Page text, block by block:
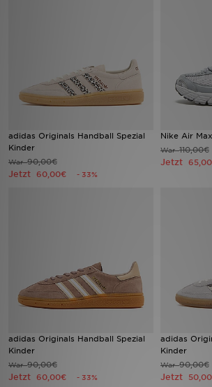
adidas Originals Handball Spezial
Kinder
War90,00€
Jetzt 60,00€ - 33%
Nike Air
War110,00€
Jetzt
adidas Originals Handball Spezial
Kinder
War90,00€
Jetzt 60,00€ - 33%
adidas
Kinder
War90,00€
Jetzt
JD Exklusives
Fußball
Sport
Mein JD